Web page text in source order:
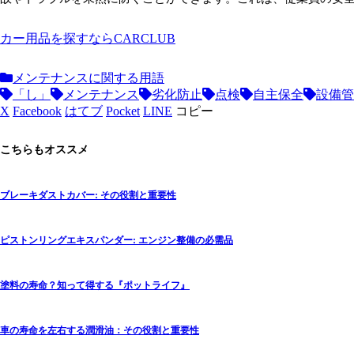
カー用品を探すならCARCLUB
メンテナンスに関する用語
「し」
メンテナンス 劣化防止 点検 自主保全
設備
X Facebook はてブ Pocket LINE コピー
こちらもオススメ
ブレーキダストカバー: その役割と重要性
ピストンリングエキスパンダー: エンジン整備の必需品
塗料の寿命？知って得する『ポットライフ』
車の寿命を左右する潤滑油：その役割と重要性